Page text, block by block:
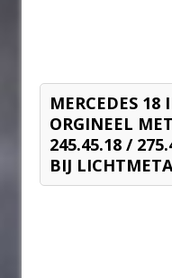
MERCEDES 18
ORGINEEL
245.45.18 /
BIJ